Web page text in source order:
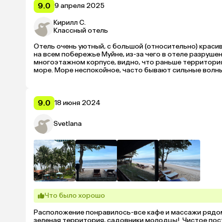
9.0 9 апреля 2025
Кирилл С.
Классный отель
Отель очень уютный, с большой (относительно)
на всем побережье Муйне, из-за чего в отеле
многоэтажном корпусе, видно, что раньше
море. Море неспокойное, часто бывают сильные
невозможно, т. к. очень душно. Персонал отеля
ответить на вопросы. Вблизи отеля много
территориям многих отелей (т. к. вход хоть и
пропускают) и сделали вывод, что мы выбрали по
отеля. Остались очень теплые, приятные
P. S. Берегите свою кожу и здоровье, т. к. солнце во
изрядно обгореть, если долго купаться и не
9.0 18 июня 2024
Svetlana
Что было хорошо
Расположение понравилось-все кафе и массажи
зеленая территория, садовники молодцы!  Чистое